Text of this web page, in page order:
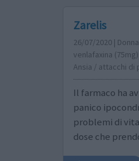
Zarelis
26/07/2020 |
venlafaxina (75mg)
Ansia / attacchi di
Il farmaco ha
panico
problemi di
dose che